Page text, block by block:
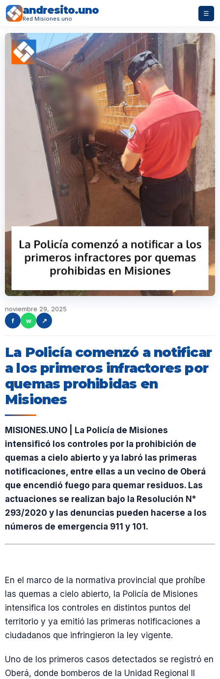
andresito.uno
Red Misiones.uno
☰
noviembre 29, 2025
f
w ↗
La Policía comenzó a notificar
a los primeros infractores por
quemas prohibidas en
Misiones
MISIONES.UNO | La Policía de Misiones
intensificó los controles por la prohibición de
quemas a cielo abierto y ya labró las primeras
notificaciones, entre ellas a un vecino de Oberá
que encendió fuego para quemar residuos. Las
actuaciones se realizan bajo la Resolución N°
293/2020 y las denuncias pueden hacerse a los
números de emergencia 911 y 101.
En el marco de la normativa provincial que prohíbe
las quemas a cielo abierto, la Policía de Misiones
intensifica los controles en distintos puntos del
territorio y ya emitió las primeras notificaciones a
ciudadanos que infringieron la ley vigente.
Uno de los primeros casos detectados se registró en
Oberá, donde bomberos de la Unidad Regional II